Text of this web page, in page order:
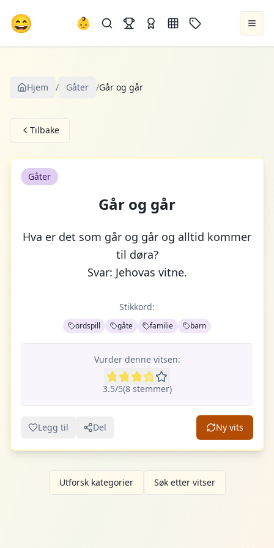
😄 👶
Hjem / Gåter /Går og går
Tilbake
Gåter
Går og går
Hva er det som går og går og alltid kommer
til døra?
Svar: Jehovas vitne.
Stikkord:
ordspill gåte familie barn
Vurder denne vitsen:
3.5/5(8stemmer)
Legg til Del Ny vits
Utforsk kategorier Søk etter vitser